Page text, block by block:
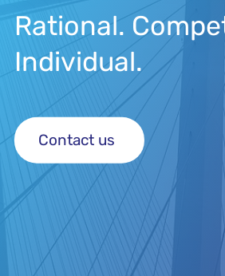
Rational.
Individual.
Contact us